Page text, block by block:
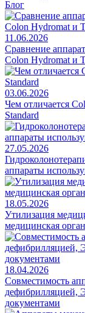
Блог
11.06.2026
Сравнение
Colon Hydromat и
03.06.2026
Чем отличается
Standard
27.05.2026
аппараты
18.05.2026
Утилизация
медицинская
18.04.2026
Совместимость
дефибрилляцией,
документами